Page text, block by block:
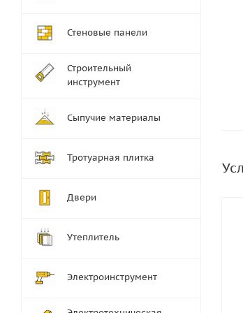
Стеновые панели
Строительный
инструмент
Сыпучие материалы
Тротуарная плитка
Двери
Утеплитель
Электроинструмент